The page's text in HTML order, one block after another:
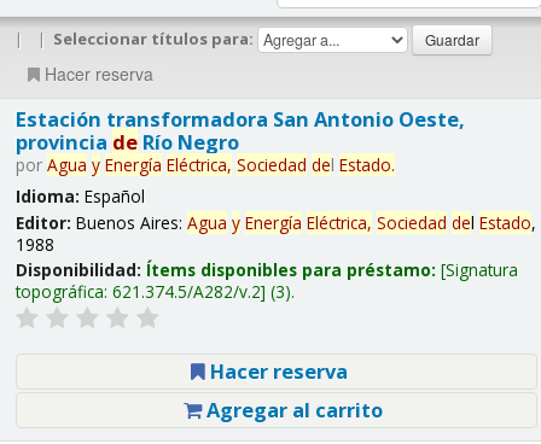
| | Seleccionar títulos para:
Hacer reserva
Estación transformadora San Antonio Oeste,
provincia deRío Negro
por Agua y Energía Eléctrica, Sociedad del Estado.
Idioma: Español
Editor: Buenos Aires: Agua y Energía Eléctrica, Sociedad del Estado,
1988
Disponibilidad: Ítems disponibles para préstamo: Signatura
topográfica: 621.374.5/A282/v.2 (3).
Hacer reserva
Agregar al carrito